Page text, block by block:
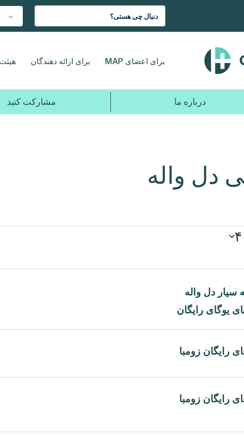
برای اعضای MAP برای ارائه دهندگان
درباره ما مشارکت کنید
دل واله
سیار دل واله
یوگای رایگان
رایگان زومبا
رایگان زومبا